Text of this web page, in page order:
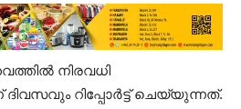
നിരവധി
റിപ്പോർട്ട് ചെയ്യുന്നത്.